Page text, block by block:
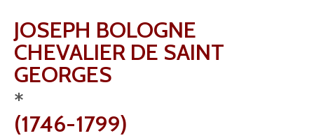
JOSEPH BOLOGNE
CHEVALIER DE SAINT
GEORGES
*
(1746-1799)